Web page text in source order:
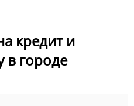
кредит и
в городе